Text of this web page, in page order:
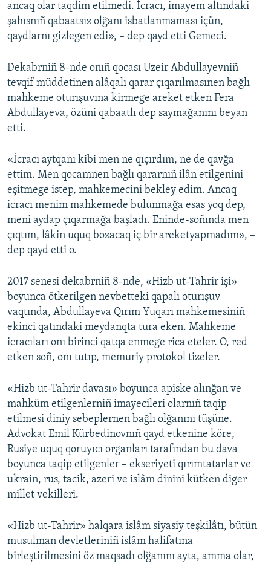
ancaq olar taqdim etilmedi. İcracı, imayem altındaki
şahısnıñ qabaatsız olğanı isbatlanmaması içün,
qaydlarnı gizlegen edi», – dep qayd etti Gemeci.
Dekabrniñ 8-nde onıñ qocası Uzeir Abdullayevniñ
tevqif müddetinen alâqalı qarar çıqarılmasınen bağlı
mahkeme oturışuvına kirmege areket etken Fera
Abdullayeva, özüni qabaatlı dep saymağanını beyan
etti.
«İcracı aytqanı kibi men ne qıçırdım, ne de qavğa
ettim. Men qocamnen bağlı qararnıñ ilân etilgenini
eşitmege istep, mahkemecini bekley edim. Ancaq
icracı menim mahkemede bulunmağa esas yoq dep,
meni aydap çıqarmağa başladı. Eninde-soñında men
çıqtım, lâkin uquq bozacaq iç bir areketyapmadım», –
dep qayd etti o.
2017 senesi dekabrniñ 8-nde, «Hizb ut-Tahrir işi»
boyunca ötkerilgen nevbetteki qapalı oturışuv
vaqtında, Abdullayeva Qırım Yuqarı mahkemesiniñ
ekinci qatındaki meydanqta tura eken. Mahkeme
icracıları onı birinci qatqa enmege rica eteler. O, red
etken soñ, onı tutıp, memuriy protokol tizeler.
«Hizb ut-Tahrir davası» boyunca apiske alınğan ve
mahküm etilgenlerniñ imayecileri olarnıñ taqip
etilmesi diniy sebeplernen bağlı olğanını tüşüne.
Advokat Emil Kürbedinovnıñ qayd etkenine köre,
Rusiye uquq qoruyıcı organları tarafından bu dava
boyunca taqip etilgenler – ekseriyeti qırımtatarlar ve
ukrain, rus, tacik, azeri ve islâm dinini kütken diger
millet vekilleri.
«Hizb ut-Tahrir» halqara islâm siyasiy teşkilâtı, bütün
musulman devletleriniñ islâm halifatına
birleştirilmesini öz maqsadı olğanını ayta, amma olar,